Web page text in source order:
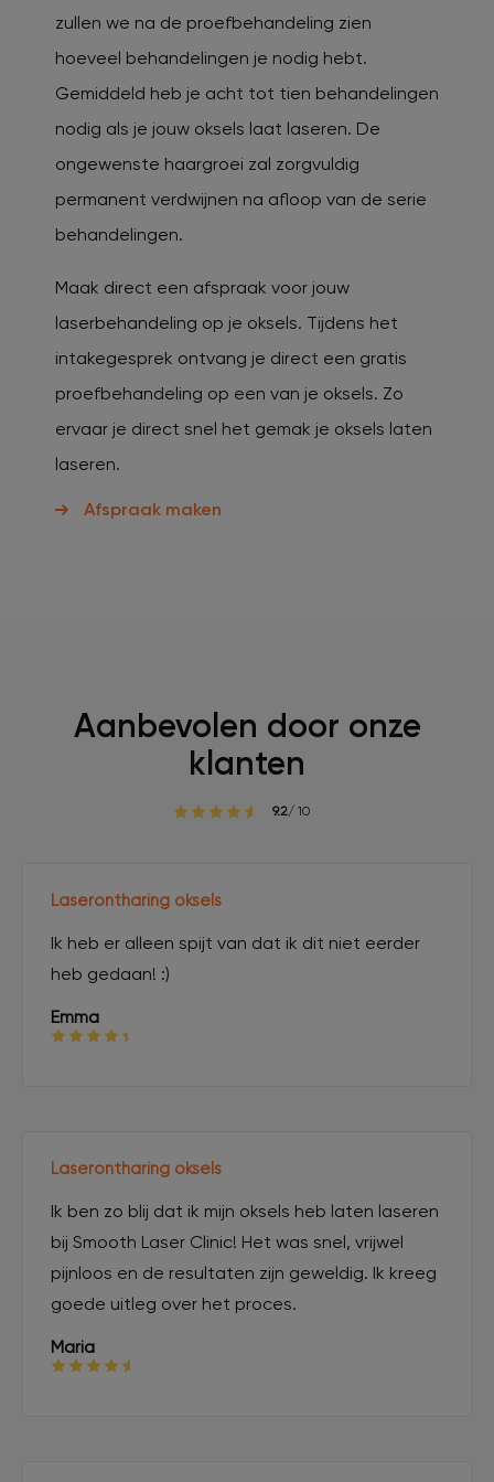
zullen we na de proefbehandeling zien
hoeveel behandelingen je nodig hebt.
Gemiddeld heb je acht tot tien behandelingen
nodig als je jouw oksels laat laseren. De
ongewenste haargroei zal zorgvuldig
permanent verdwijnen na afloop van de serie
behandelingen.
Maak direct een afspraak voor jouw
laserbehandeling op je oksels. Tijdens het
intakegesprek ontvang je direct een gratis
proefbehandeling op een van je oksels. Zo
ervaar je direct snel het gemak je oksels laten
laseren.
Afspraak maken
Aanbevolen door onze
klanten
9.2/ 10
Laserontharing oksels
Ik heb er alleen spijt van dat ik dit niet eerder
heb gedaan! :)
Emma
Laserontharing oksels
Ik ben zo blij dat ik mijn oksels heb laten laseren
bij Smooth Laser Clinic! Het was snel, vrijwel
pijnloos en de resultaten zijn geweldig. Ik kreeg
goede uitleg over het proces.
Maria